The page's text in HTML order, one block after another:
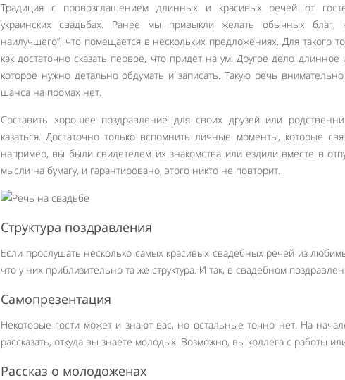
Традиция с провозглашением длинных и красивых речей от
украинских свадьбах. Ранее мы привыкли желать обычных
наилучшего”, что помещается в нескольких предложениях. Для такого
как достаточно сказать первое, что придёт на ум. Другое дело
которое нужно детально обдумать и записать. Такую речь
шанса на промах нет.
Составить хорошее поздравление для своих друзей или
казаться. Достаточно только вспомнить личные моменты, которые
например, вы были свидетелем их знакомства или ездили вместе в
мысли на бумагу, и гарантировано, этого никто не повторит.
Структура поздравления
Если прослушать несколько самых красивых свадебных речей из
что у них приблизительно та же структура. И так, в свадебном
Самопрезентация
Некоторые гости может и знают вас, но остальные точно нет. На
рассказать, откуда вы знаете молодых. Возможно, вы коллега с работы
Рассказ о молодоженах